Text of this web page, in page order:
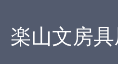
楽山文房